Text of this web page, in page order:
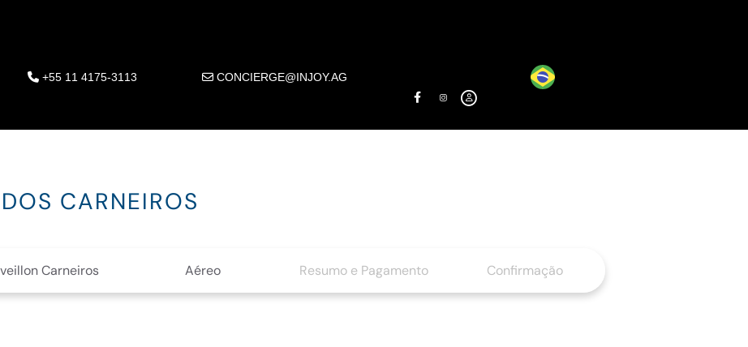
+55 11 4175-3113 CONCIERGE@INJOY.AG
CARNEIROS
Carneiros Aéreo Resumo e Pagamento Confirmação